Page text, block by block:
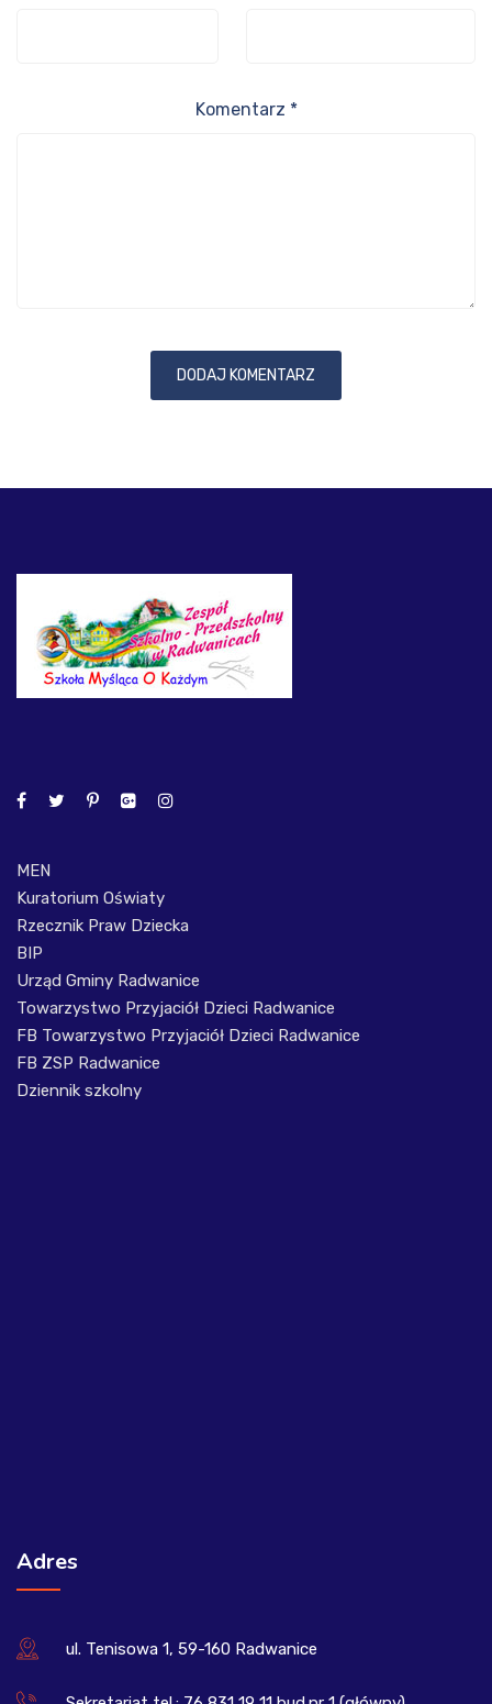
Komentarz *
MEN
Kuratorium Oświaty
Rzecznik Praw Dziecka
BIP
Urząd Gminy Radwanice
Towarzystwo Przyjaciół Dzieci Radwanice
FB Towarzystwo Przyjaciół Dzieci Radwanice
FB ZSP Radwanice
Dziennik szkolny
Adres
ul. Tenisowa 1, 59-160 Radwanice